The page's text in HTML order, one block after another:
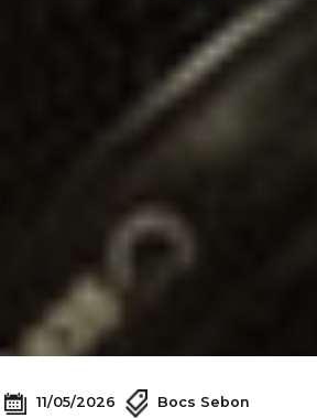
11/05/2026
Bocs Sebon